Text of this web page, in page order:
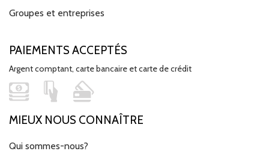
Groupes et entreprises
PAIEMENTS ACCEPTÉS
Argent comptant, carte bancaire et carte de crédit
MIEUX NOUS CONNAÎTRE
Qui sommes-nous?